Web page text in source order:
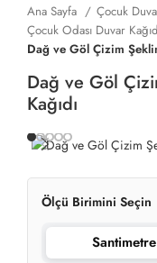
Ana Sayfa
Çocuk
Çocuk Odası Duvar
Dağ ve Göl Çizim
Dağ ve Göl
Kağıdı
Ölçü Birimini Seçin
Santimetre